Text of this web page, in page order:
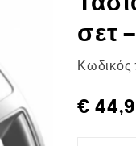
σετ
Κωδικός
€ 44,9